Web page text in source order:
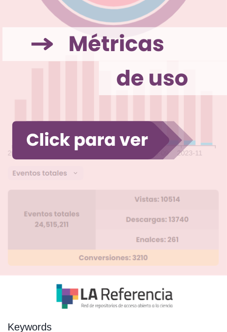
Keywords